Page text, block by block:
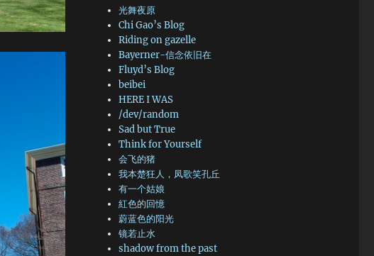
光舞夜原
Chi Gao’s Blog
Riding on gazelle
Bayerner-信念依旧在
Fluyd’s Blog
beibei
HERE I WAS
/dev/random
Sad but True
Think for Yourself
会飞的猪
我本楚狂人，凤歌笑孔丘
有一个姑娘
紅色的回憶
蔚蓝色的阳光
镜若止水
shadow from the past